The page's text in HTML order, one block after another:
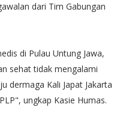
dari Tim Gabungan
di Pulau Untung Jawa,
sehat tidak mengalami
dermaga Kali Japat Jakarta
ungkap Kasie Humas.